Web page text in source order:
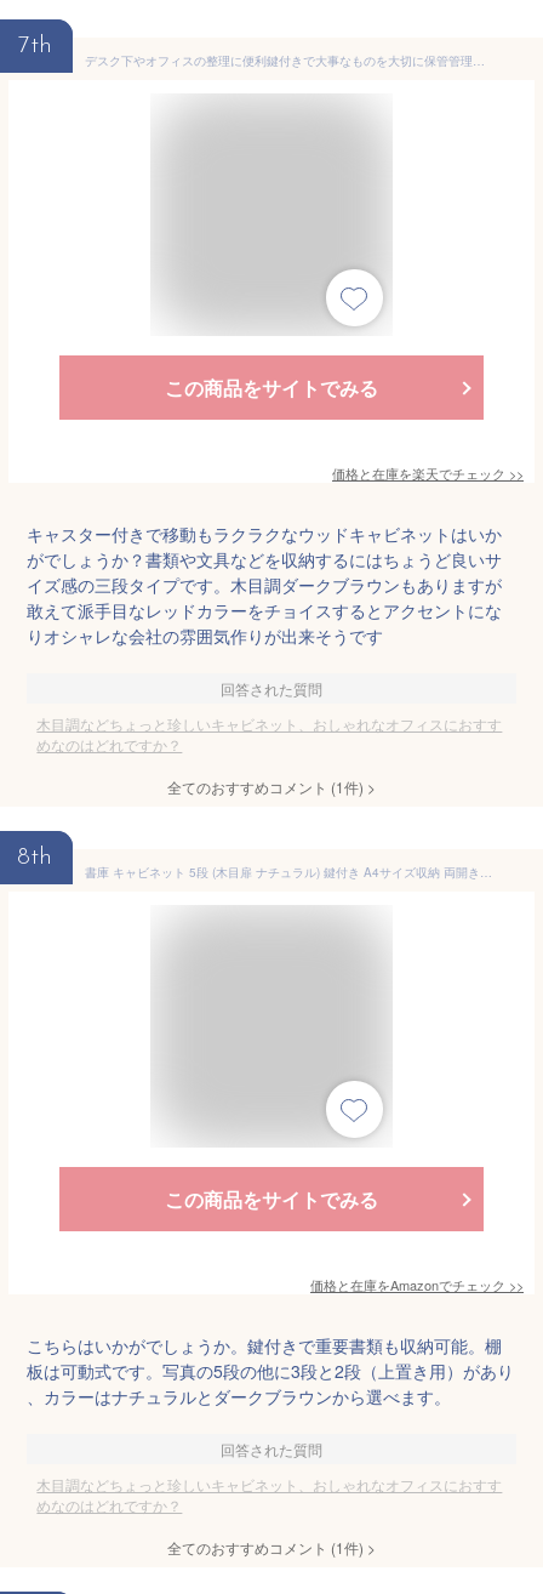
7th
デスク下やオフィスの整理に便利鍵付きで大事なものを大切に保管管理キャスター付きで移動も楽々木目調ダークブラウン＆ナチュラルレッド ホワイト ペントレー付き3段ワゴンカラフルウッドキャビネット大事な書類や工具、小物などを収納
この商品をサイトでみる
価格と在庫を楽天でチェック >>
キャスター付きで移動もラクラクなウッドキャビネットはいか
がでしょうか？書類や文具などを収納するにはちょうど良いサ
イズ感の三段タイプです。木目調ダークブラウンもありますが
敢えて派手目なレッドカラーをチョイスするとアクセントにな
りオシャレな会社の雰囲気作りが出来そうです
回答された質問
木目調などちょっと珍しいキャビネット、おしゃれなオフィスにおすす
めなのはどれですか？
全てのおすすめコメント (1件) >
8th
書庫 キャビネット 5段 (木目扉 ナチュラル) 鍵付き A4サイズ収納 両開き [業務用/オフィス/会社/学校/事務所] スチール書庫 (幅880×奥行き400×高さ1754mm)
この商品をサイトでみる
価格と在庫をAmazonでチェック >>
こちらはいかがでしょうか。鍵付きで重要書類も収納可能。棚
板は可動式です。写真の5段の他に3段と2段（上置き用）があり
、カラーはナチュラルとダークブラウンから選べます。
回答された質問
木目調などちょっと珍しいキャビネット、おしゃれなオフィスにおすす
めなのはどれですか？
全てのおすすめコメント (1件) >